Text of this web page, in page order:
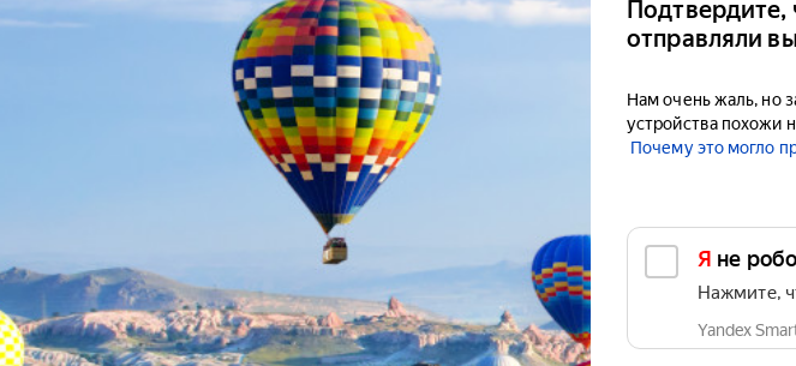
Подтвердите,
отправляли
Нам очень жаль, но
устройства похожи
Почему это могло
Я не
Нажмите,
Yandex